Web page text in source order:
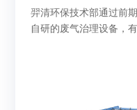
羿清环保技术部通过前
自研的废气治理设备，